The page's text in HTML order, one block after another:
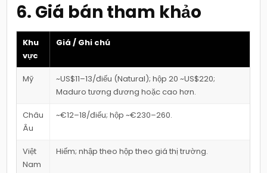
6. Giá bán tham khảo
Khu
vực
Giá / Ghi chú
Mỹ
~US$11–13/điếu (Natural); hộp 20 ~US$220;
Maduro tương đương hoặc cao hơn.
Châu
Âu
~€12–18/điếu; hộp ~€230–260.
Việt
Nam
Hiếm; nhập theo hộp theo giá thị trường.